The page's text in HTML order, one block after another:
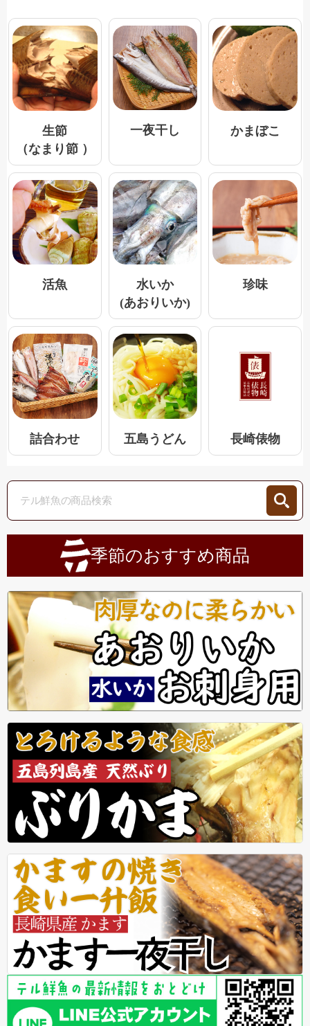
生節
（なまり節 ）
一夜干し かまぼこ
活魚
水いか
(あおりいか)
珍味
詰合わせ 五島うどん 長崎俵物
季節のおすすめ商品